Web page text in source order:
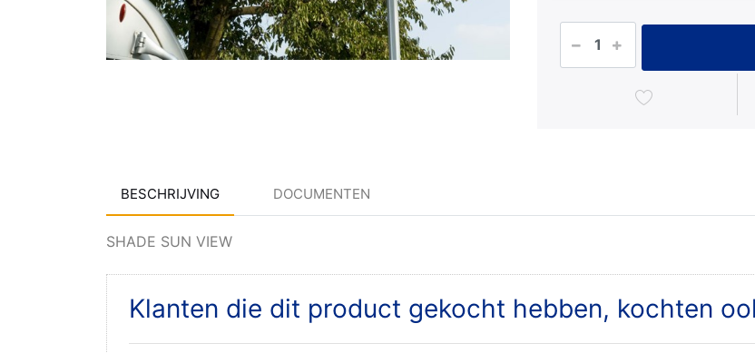
BESCHRIJVING DOCUMENTEN
SHADE SUN VIEW
Klanten die dit product gekocht hebben, kochten